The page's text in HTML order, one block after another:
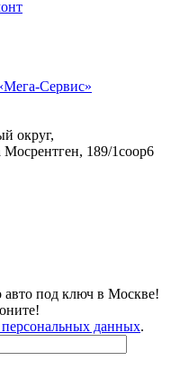
округ,
189/1соор6
авто под ключ в Москве!
данных.